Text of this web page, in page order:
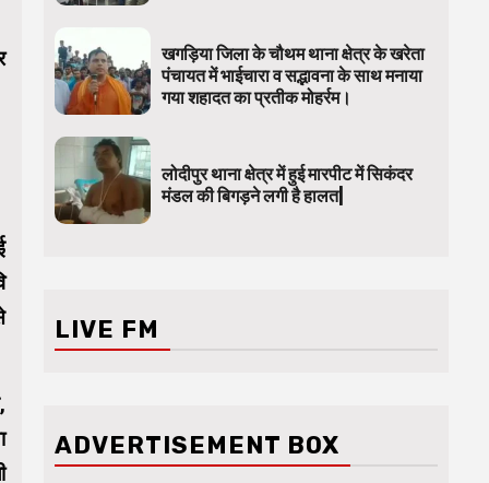
खगड़िया जिला के चौथम थाना क्षेत्र के खरेता
पंचायत में भाईचारा व सद्भावना के साथ मनाया
गया शहादत का प्रतीक मोहर्रम।
लोदीपुर थाना क्षेत्र में हुई मारपीट में सिकंदर
मंडल की बिगड़ने लगी है हालत|
LIVE FM
ADVERTISEMENT BOX